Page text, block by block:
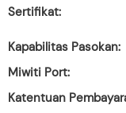
Sertifikat:
Kapabilitas Pasokan:
Miwiti Port:
Katentuan